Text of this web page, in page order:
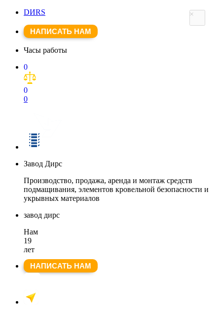
DИRS
НАПИСАТЬ НАМ
Часы работы
0
0
0
Завод Дирс
Производство, продажа, аренда и монтаж средств
подмащивания, элементов кровельной безопасности и
укрывных материалов
завод дирс
Нам
19
лет
НАПИСАТЬ НАМ
×